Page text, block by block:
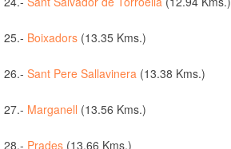
25.- Boixadors (13.35 Kms.)
26.- Sant Pere Sallavinera (13.38 Kms.)
27.- Marganell (13.56 Kms.)
28.- Prades (13.66 Kms.)